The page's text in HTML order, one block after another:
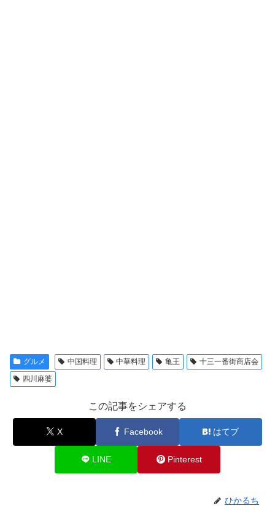
グルメ 中国料理 中華料理 亀王
十三一番街商店会
四川麻婆
この記事をシェアする
X Facebook はてブ
LINE Pinterest
ひかるち